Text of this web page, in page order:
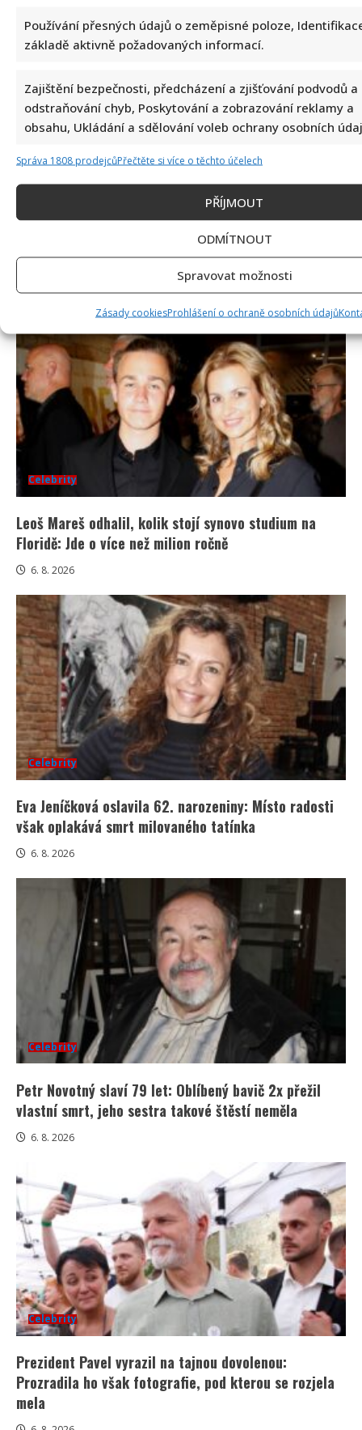
Používání přesných údajů o zeměpisné poloze,
základě aktivně požadovaných informací.
Zajištění bezpečnosti, předcházení a zjišťování podvodů a
odstraňování chyb, Poskytování a zobrazování reklamy a
obsahu, Ukládání a sdělování voleb ochrany osobních
Správa 1808 prodejcůPřečtěte si více o těchto účelech
PŘÍJMOUT
ODMÍTNOUT
Spravovat možnosti
Zásady cookiesProhlášení o ochraně osobních údajů
Petr Macinka se pochlubil vzácnými fotkami své
dcery z oslavy narozenin: Fanoušci lichotí celé rodině
6. 8. 2026
Celebrity
Leoš Mareš odhalil, kolik stojí synovo studium na
Floridě: Jde o více než milion ročně
6. 8. 2026
Celebrity
Eva Jeníčková oslavila 62. narozeniny: Místo radosti
však oplakává smrt milovaného tatínka
6. 8. 2026
Celebrity
Petr Novotný slaví 79 let: Oblíbený bavič 2x přežil
vlastní smrt, jeho sestra takové štěstí neměla
6. 8. 2026
Celebrity
Prezident Pavel vyrazil na tajnou dovolenou:
Prozradila ho však fotografie, pod kterou se rozjela
mela